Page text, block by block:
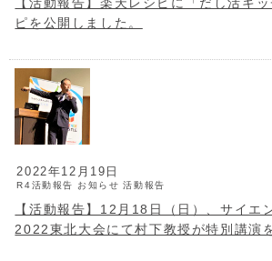
【活動報告】楽天レシピに「だし活キ
ピを公開しました。
2022年12月19日
R4活動報告 お知らせ 活動報告
【活動報告】12月18日（日）、サイエ
2022東北大会にて村下教授が特別講演